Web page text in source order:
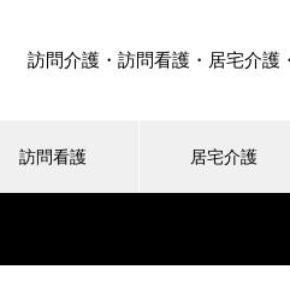
訪問介護・訪問看護・居宅介護
訪問看護 居宅介護